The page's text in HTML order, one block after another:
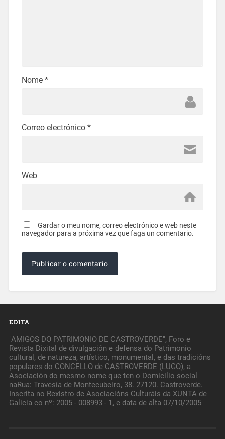
Nome *
Correo electrónico *
Web
Gardar o meu nome, correo electrónico e web neste
navegador para a próxima vez que faga un comentario.
EDITA
"AMIGOS DO PATRIMONIO DE CASTROVERDE", Foro e
Revista Dixital de divulgación e defensa do Patrimonio
cultural, de natureza, artístico, monumental, e das tradicións
populares do CONCELLO de CASTROVERDE (LUGO), a
Asociación do mesmo nome que ten o Domicilio social
naRua: Travesía de Montecubeiro, 38. 27120. Castroverde.
Inscrita no Rexistro de Asociacións Culturáis da XUNTA de
Galicia co nº: 2005 - 008993 - 1, e data de alta 07/10/2005